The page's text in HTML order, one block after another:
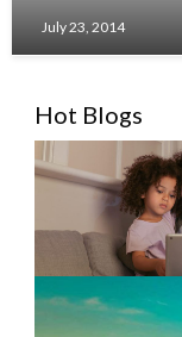
July 23, 2014
Hot Blogs